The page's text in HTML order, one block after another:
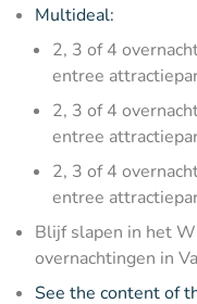
Multideal:
2, 3 of 4
entree
2, 3 of 4
entree
2, 3 of 4
entree
Blijf slapen in het
overnachtingen in
See the content of